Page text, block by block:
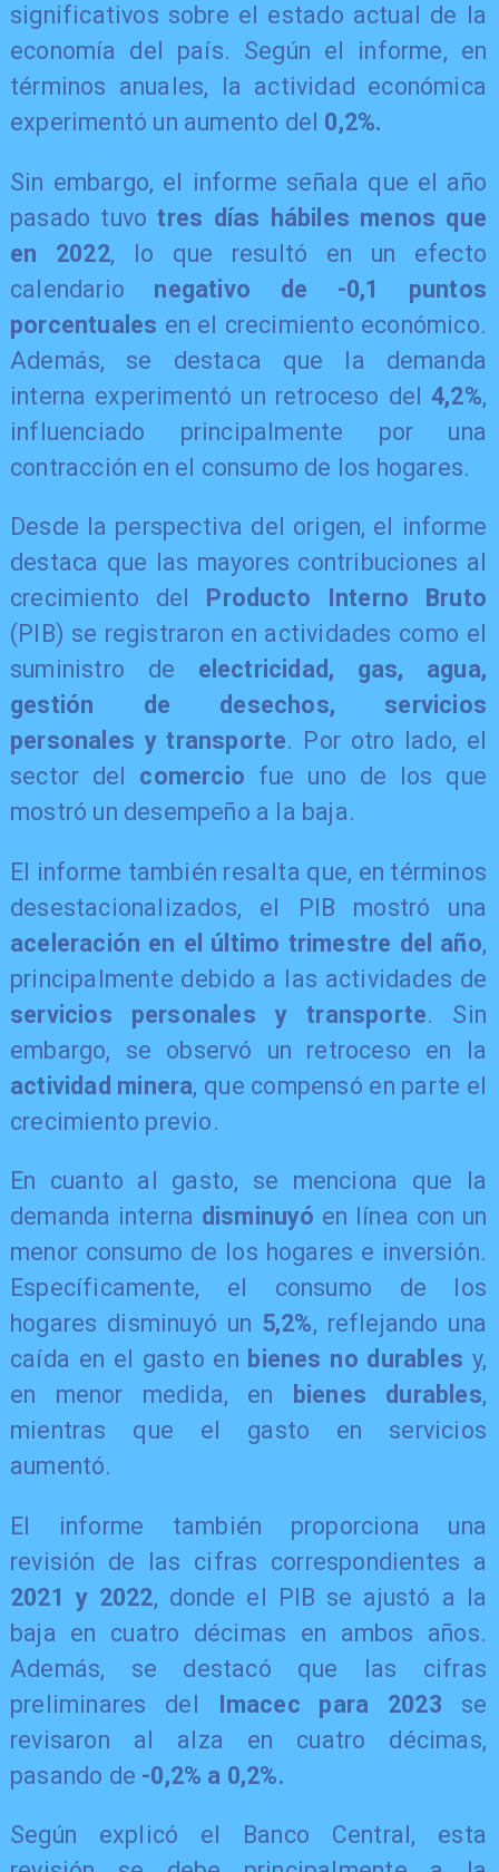
significativos sobre el estado actual de la
economía del país. Según el informe, en
términos anuales, la actividad económica
experimentó un aumento del 0,2%.
​Sin embargo, el informe señala que el año
pasado tuvotres días hábiles menos que
en 2022, lo que resultó en un efecto
calendario negativo de -0,1 puntos
porcentuales en el crecimiento económico.
Además, se destaca que la demanda
interna experimentó un retroceso del4,2%,
influenciado principalmente por una
contracción en el consumo de los hogares.
​Desde la perspectiva del origen, el informe
destaca que las mayores contribuciones al
crecimiento del Producto Interno Bruto
(PIB) se registraron en actividades como el
suministro de electricidad, gas, agua,
gestión de desechos, servicios
personales y transporte. Por otro lado, el
sector del comercio fue uno de los que
mostró un desempeño a la baja.
​El informe también resalta que, en términos
desestacionalizados, el PIB mostró una
aceleración en el último trimestre del año,
principalmente debido a las actividades de
servicios personales y transporte. Sin
embargo, se observó un retroceso en la
actividad minera, que compensó en parte el
crecimiento previo.
​En cuanto al gasto, se menciona que la
demanda interna disminuyó en línea con un
menor consumo de los hogares e inversión.
Específicamente, el consumo de los
hogares disminuyó un 5,2%, reflejando una
caída en el gasto en bienes no durables y,
en menor medida, en
bienes durables,
mientras que el gasto en servicios
aumentó.
​El informe también proporciona una
revisión de las cifras correspondientes a
2021 y 2022, donde el PIB se ajustó a la
baja en cuatro décimas en ambos años.
Además, se destacó que las cifras
preliminares del Imacec para 2023 se
revisaron al alza en cuatro décimas,
pasando de -0,2% a 0,2%.
​Según explicó el Banco Central, esta